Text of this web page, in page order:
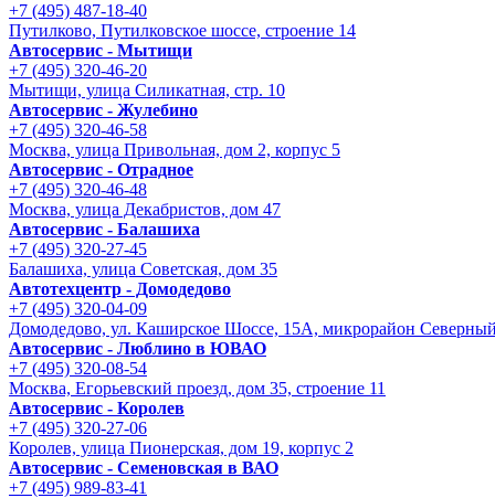
+7 (495) 487-18-40
Путилково, Путилковское шоссе, строение 14
Автосервис - Мытищи
+7 (495) 320-46-20
Мытищи, улица Силикатная, стр. 10
Автосервис - Жулебино
+7 (495) 320-46-58
Москва, улица Привольная, дом 2, корпус 5
Автосервис - Отрадное
+7 (495) 320-46-48
Москва, улица Декабристов, дом 47
Автосервис - Балашиха
+7 (495) 320-27-45
Балашиха, улица Советская, дом 35
Автотехцентр - Домодедово
+7 (495) 320-04-09
Домодедово, ул. Каширское Шоссе, 15А, микрорайон
Автосервис - Люблино в ЮВАО
+7 (495) 320-08-54
Москва, Егорьевский проезд, дом 35, строение 11
Автосервис - Королев
+7 (495) 320-27-06
Королев, улица Пионерская, дом 19, корпус 2
Автосервис - Семеновская в ВАО
+7 (495) 989-83-41